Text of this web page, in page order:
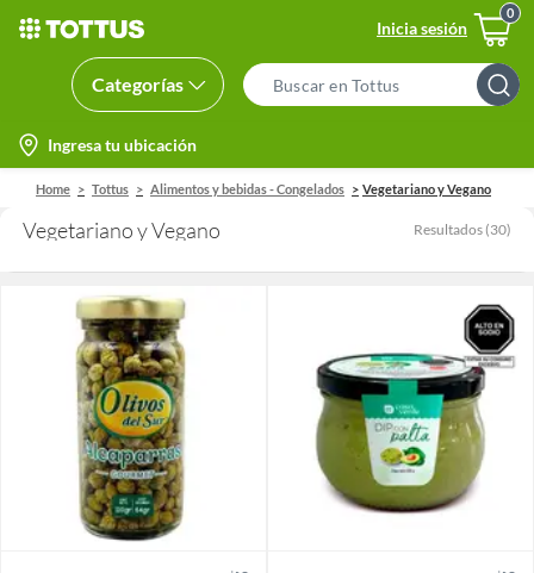
Inicia sesión
Categorías
Search
Bar
location-
icon
Ingresa tu ubicación
Home Tottus Alimentos y bebidas - Congelados Vegetariano y Vegano
Vegetariano y Vegano Resultados (30)